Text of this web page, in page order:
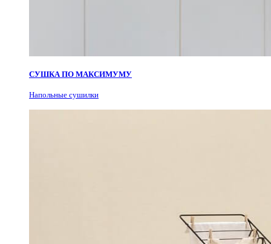
СУШКА ПО МАКСИМУМУ
Напольные сушилки